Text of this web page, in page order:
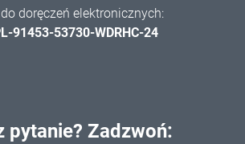
doręczeń elektronicznych:
91453-53730-WDRHC-24
pytanie? Zadzwoń: